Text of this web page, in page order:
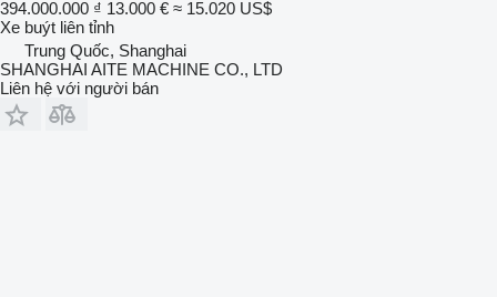
394.000.000 ₫ 13.000 € ≈ 15.020 US$
Xe buýt liên tỉnh
Trung Quốc, Shanghai
SHANGHAI AITE MACHINE CO., LTD
Liên hệ với người bán